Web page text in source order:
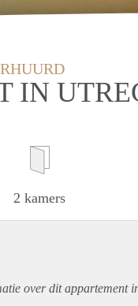
IN
2 kamers
over ditappartement